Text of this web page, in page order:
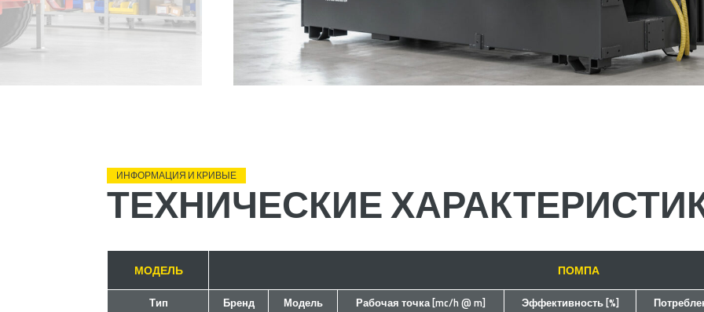
ИНФОРМАЦИЯ И КРИВЫЕ
ТЕХНИЧЕСКИЕ
МОДЕЛЬ ПОМПА
Тип Бренд Модель Рабочая точка [mc/h @ m] Эффективность [%]